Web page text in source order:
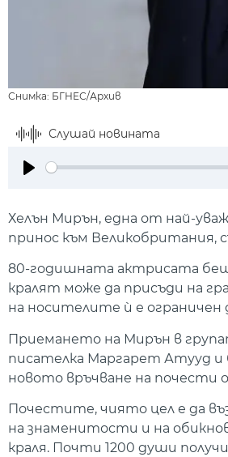
Снимка: БГНЕС/Архив
Слушай новината
Хелън Мирън, една от най-
принос към Великобритания,
80-годишната актрисата
кралят може да присъди на
на носителите ѝ е ограничен
Приемането на Мирън в
писателка Маргарет Атууд
новото връчване на почести
Почестите, чиято цел е да
на знаменитости и на
краля. Почти 1200 души